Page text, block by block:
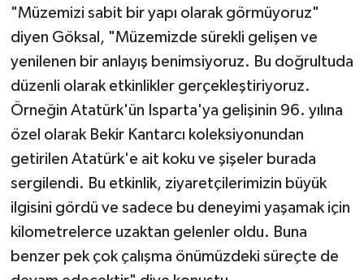
"Müzemizi sabit bir yapı olarak görmüyoruz"
diyen Göksal, "Müzemizde sürekli gelişen ve
yenilenen bir anlayış benimsiyoruz. Bu doğrultuda
düzenli olarak etkinlikler gerçekleştiriyoruz.
Örneğin Atatürk'ün Isparta'ya gelişinin 96. yılına
özel olarak Bekir Kantarcı koleksiyonundan
getirilen Atatürk'e ait koku ve şişeler burada
sergilendi. Bu etkinlik, ziyaretçilerimizin büyük
ilgisini gördü ve sadece bu deneyimi yaşamak için
kilometrelerce uzaktan gelenler oldu. Buna
benzer pek çok çalışma önümüzdeki süreçte de